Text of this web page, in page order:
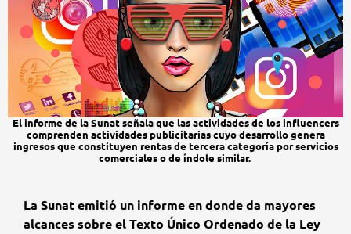
El informe de la Sunat señala que las actividades de los influencers
comprenden actividades publicitarias cuyo desarrollo genera
ingresos que constituyen rentas de tercera categoría por servicios
comerciales o de índole similar.
La Sunat emitió un informe en donde da mayores
alcances sobre el Texto Único Ordenado de la Ley